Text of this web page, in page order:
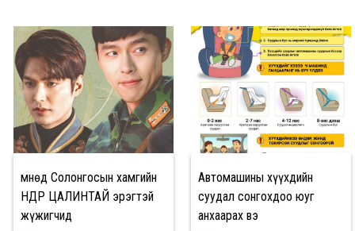
Өмнөд Солонгосын хамгийн
ӨНДӨР ЦАЛИНТАЙ эрэгтэй
жүжигчид
Автомашины хүүхдийн
суудал сонгохдоо юуг
анхаарах вэ